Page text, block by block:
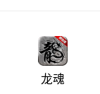
龙魂